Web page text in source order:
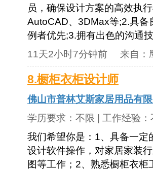
员，确保设计方案的高效执
AutoCAD、3DMax等;2.具备
例者优先;3.拥有出色的沟通
11天2小时7分钟前 来自：
8.橱柜衣柜设计师
佛山市普林艾斯家居用品有
学历要求： 不限 | 工作经验：
我们希望你是：1、具备一
设计软件操作，对家居家装
图等工作；2、熟悉橱柜衣